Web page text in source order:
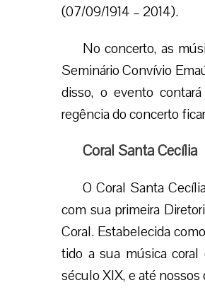
(07/09/1914 – 2014).
No concerto, as
Seminário Convívio
disso, o evento
regência do concerto
Coral Santa Cecília
O Coral Santa
com sua primeira
Coral. Estabelecida
tido a sua música
século XIX, e até nossos